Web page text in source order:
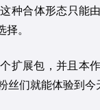
种合体形态只能
。
扩展包，并且本
们就能体验到今